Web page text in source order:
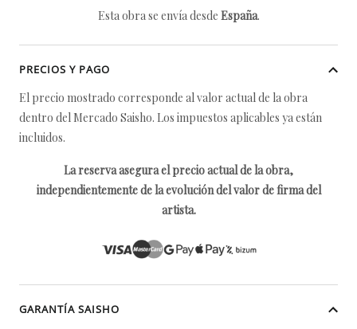
Esta obra se envía desde España.
PRECIOS Y PAGO
El precio mostrado corresponde al valor actual de la obra
dentro del Mercado Saisho. Los impuestos aplicables ya están
incluidos.
La reserva asegura el precio actual de la obra,
independientemente de la evolución del valor de firma del
artista.
GARANTÍA SAISHO